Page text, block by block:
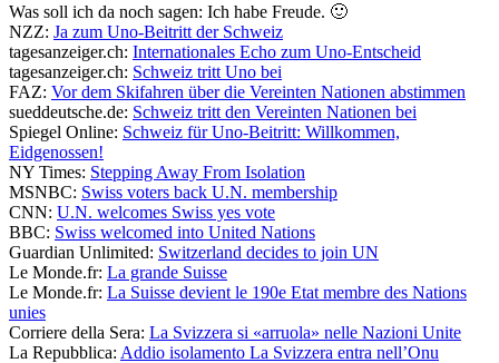
Was soll ich da noch sagen: Ich habe Freude. 🙂
NZZ: Ja zum Uno-Beitritt der Schweiz
tagesanzeiger.ch: Internationales Echo zum Uno-Entscheid
tagesanzeiger.ch: Schweiz tritt Uno bei
FAZ: Vor dem Skifahren über die Vereinten Nationen abstimmen
sueddeutsche.de: Schweiz tritt den Vereinten Nationen bei
Spiegel Online: Schweiz für Uno-Beitritt: Willkommen,
Eidgenossen!
NY Times: Stepping Away From Isolation
MSNBC: Swiss voters back U.N. membership
CNN: U.N. welcomes Swiss yes vote
BBC: Swiss welcomed into United Nations
Guardian Unlimited: Switzerland decides to join UN
Le Monde.fr: La grande Suisse
Le Monde.fr: La Suisse devient le 190e Etat membre des Nations
unies
Corriere della Sera: La Svizzera si «arruola» nelle Nazioni Unite
La Repubblica: Addio isolamento La Svizzera entra nell’Onu